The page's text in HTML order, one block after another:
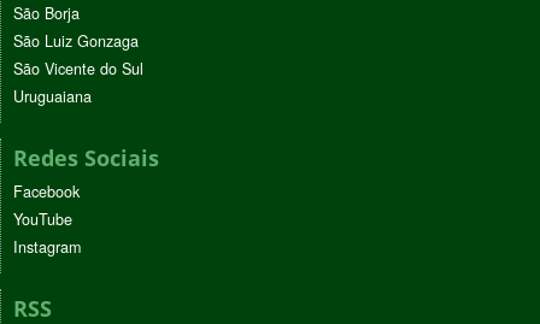
São Borja
São Luiz Gonzaga
São Vicente do Sul
Uruguaiana
Redes Sociais
Facebook
YouTube
Instagram
RSS